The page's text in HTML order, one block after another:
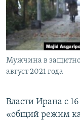
ПОБЕДИТЕЛЕЙ НЕ
ELIFBE
УКРАИНСКАЯ
ПРИСОЕДИНЯЙТЕСЬ!
Все сайты RFE/
Мужчина в
август 2021 года
Власти Ирана с
«общий режим